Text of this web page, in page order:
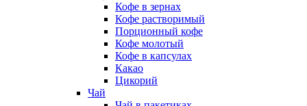
Кофе в зернах
Кофе растворимый
Порционный кофе
Кофе молотый
Кофе в капсулах
Какао
Цикорий
Чай